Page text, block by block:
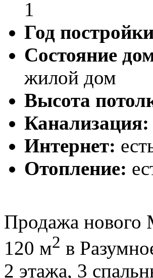
1
Год
Состояние
жилой дом
Высота
Канализация:
Интернет:
Отопление:
Продажа
120 м2 в
2 этажа, 3